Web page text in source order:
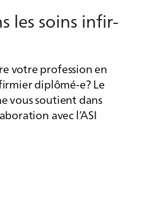
les soins in­fir­
votre profession en
diplômé-e? Le
vous soutient dans
avec l’ASI